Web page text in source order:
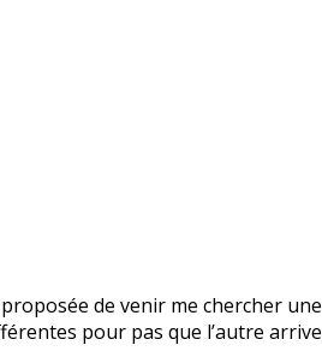
de venir me chercher une
pour pas que l’autre arrive